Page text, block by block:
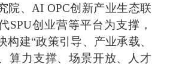
院、AI OPC创新产业生态联
SPU创业营等平台为支撑，
构建“政策引导、产业承载、
算力支撑、场景开放、人才